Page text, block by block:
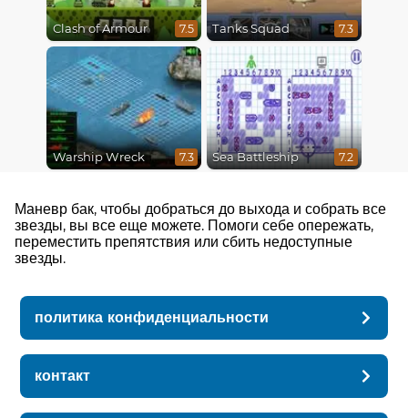
Clash of Armour 7.5 Tanks Squad 7.3
Warship Wreck 7.3 Sea Battleship 7.2
Маневр бак, чтобы добраться до выхода и собрать все
звезды, вы все еще можете. Помоги себе опережать,
переместить препятствия или сбить недоступные
звезды.
политика конфиденциальности
контакт